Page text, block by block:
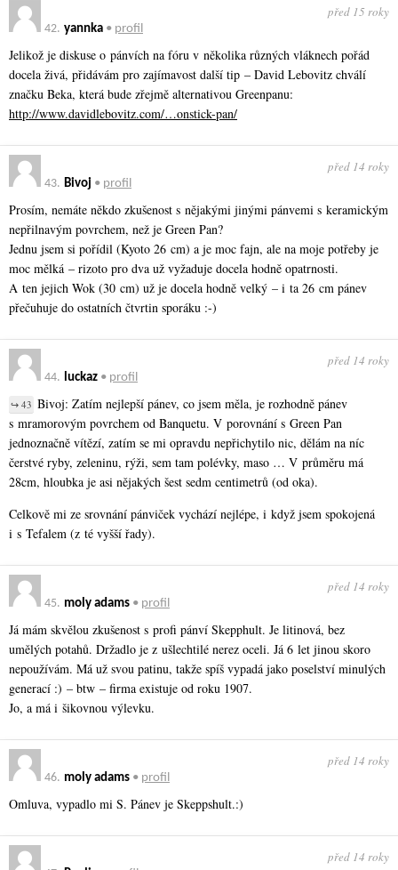
42. yannka • profil
před 15 roky
Jelikož je diskuse o pánvích na fóru v několika různých vláknech pořád
docela živá, přidávám pro zajímavost další tip – David Lebovitz chválí
značku Beka, která bude zřejmě alternativou Greenpanu:
http://www.davidlebovitz.com/…onstick-pan/
43. Bivoj • profil
před 14 roky
Prosím, nemáte někdo zkušenost s nějakými jinými pánvemi s keramickým
nepřilnavým povrchem, než je Green Pan?
Jednu jsem si pořídil (Kyoto 26 cm) a je moc fajn, ale na moje potřeby je
moc mělká – rizoto pro dva už vyžaduje docela hodně opatrnosti.
A ten jejich Wok (30 cm) už je docela hodně velký – i ta 26 cm pánev
přečuhuje do ostatních čtvrtin sporáku :-)
44. luckaz • profil
před 14 roky
↪ 43 Bivoj: Zatím nejlepší pánev, co jsem měla, je rozhodně pánev
s mramorovým povrchem od Banquetu. V porovnání s Green Pan
jednoznačně vítězí, zatím se mi opravdu nepřichytilo nic, dělám na níc
čerstvé ryby, zeleninu, rýži, sem tam polévky, maso … V průměru má
28cm, hloubka je asi nějakých šest sedm centimetrů (od oka).
Celkově mi ze srovnání pánviček vychází nejlépe, i když jsem spokojená
i s Tefalem (z té vyšší řady).
45. moly adams • profil
před 14 roky
Já mám skvělou zkušenost s profi pánví Skepphult. Je litinová, bez
umělých potahů. Držadlo je z ušlechtilé nerez oceli. Já 6 let jinou skoro
nepoužívám. Má už svou patinu, takže spíš vypadá jako poselství minulých
generací :) – btw – firma existuje od roku 1907.
Jo, a má i šikovnou výlevku.
46. moly adams • profil
před 14 roky
Omluva, vypadlo mi S. Pánev je Skeppshult.:)
před 14 roky